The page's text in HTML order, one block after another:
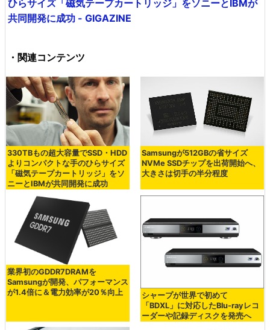
ひらサイズ「磁気テープカートリッジ」をソニーとIBMが
共同開発に成功 - GIGAZINE
・関連コンテンツ
330TBもの超大容量でSSD・HDD
よりコンパクトな手のひらサイズ
「磁気テープカートリッジ」をソ
ニーとIBMが共同開発に成功
Samsungが512GBの省サイズ
NVMe SSDチップを出荷開始へ、
大きさは切手の半分程度
業界初のGDDR7DRAMを
Samsungが開発、パフォーマンス
が1.4倍に＆電力効率が20％向上
シャープが世界で初めて
「BDXL」に対応したBlu-rayレコ
ーダーや記録ディスクを発売へ